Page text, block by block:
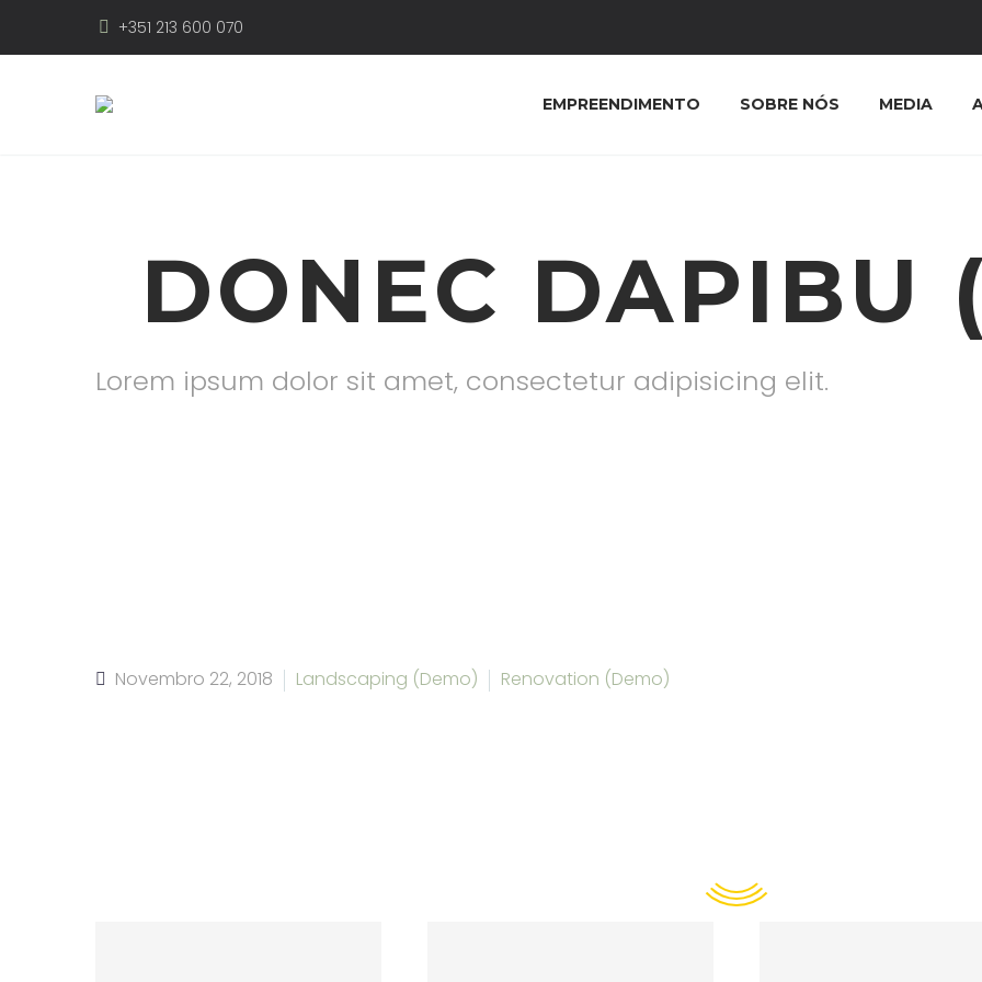
+351 213 600 070
EMPREENDIMENTO SOBRE NÓS MEDIA
DONEC DAPIBU
Lorem ipsum dolor sit amet, consectetur adipisicing elit.
Novembro 22, 2018 Landscaping (Demo) Renovation (Demo)